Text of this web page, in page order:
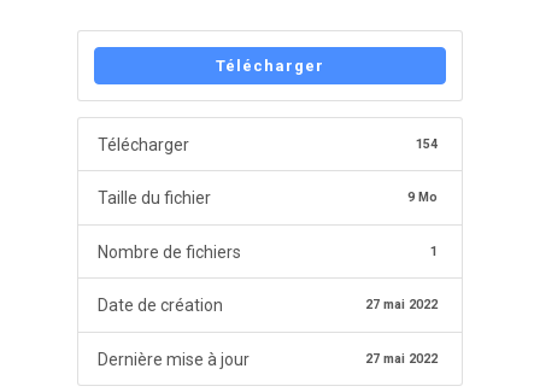
Télécharger
Télécharger 154
Taille du fichier 9 Mo
Nombre de fichiers 1
Date de création 27 mai 2022
Dernière mise à jour 27 mai 2022